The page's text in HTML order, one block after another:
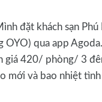
đặt khách sạn Phú
OYO) qua app
giá 420/ phòng/ 3
mới và bao nhiệt